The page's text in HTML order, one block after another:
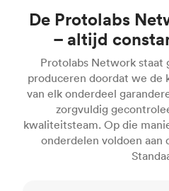
De Protolabs
– altijd
Protolabs Network staat
produceren doordat we de
van elk onderdeel
zorgvuldig
kwaliteitsteam. Op die
onderdelen voldoen aan